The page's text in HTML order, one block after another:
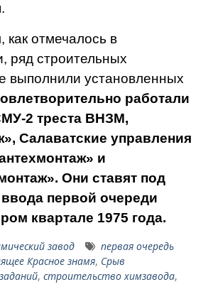
отме­чалось в
ряд строительных
выполнили установленных
работали
2 треста ВНЗМ,
Салаватские управле­ния
и
Они ставят под
первой очере­ди
кварта­ле 1975 года.
завод
первая очередь
Красное знамя, Срыв
, строительство химзавода,